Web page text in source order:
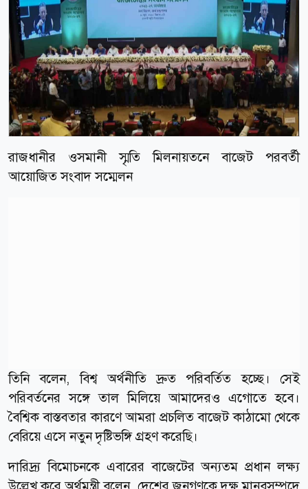
রাজধানীর ওসমানী স্মৃতি মিলনায়তনে বাজেট পরবর্তী
আয়োজিত সংবাদ সম্মেলন
তিনি বলেন, বিশ্ব অর্থনীতি দ্রুত পরিবর্তিত হচ্ছে। সেই
পরিবর্তনের সঙ্গে তাল মিলিয়ে আমাদেরও এগোতে হবে।
বৈশ্বিক বাস্তবতার কারণে আমরা প্রচলিত বাজেট কাঠামো থেকে
বেরিয়ে এসে নতুন দৃষ্টিভঙ্গি গ্রহণ করেছি।
দারিদ্র্য বিমোচনকে এবারের বাজেটের অন্যতম প্রধান লক্ষ্য